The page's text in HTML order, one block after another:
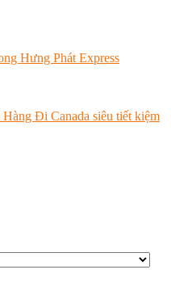
Hưng Phát Express
Đi Canada siêu tiết kiệm